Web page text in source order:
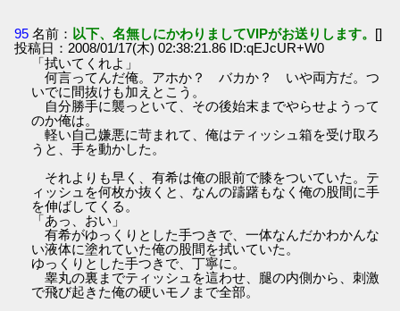
95 名前： 以下、名無しにかわりましてVIPがお送りします。 []
投稿日：2008/01/17(木) 02:38:21.86 ID:qEJcUR+W0
「拭いてくれよ」
何言ってんだ俺。アホか？ バカか？ いや両方だ。つ
いでに間抜けも加えとこう。
自分勝手に襲っといて、その後始末までやらせようって
のか俺は。
軽い自己嫌悪に苛まれて、俺はティッシュ箱を受け取ろ
うと、手を動かした。
それよりも早く、有希は俺の眼前で膝をついていた。テ
ィッシュを何枚か抜くと、なんの躊躇もなく俺の股間に手
を伸ばしてくる。
「あっ、おい」
有希がゆっくりとした手つきで、一体なんだかわかんな
い液体に塗れていた俺の股間を拭いていた。
ゆっくりとした手つきで、丁寧に。
睾丸の裏までティッシュを這わせ、腿の内側から、刺激
で飛び起きた俺の硬いモノまで全部。